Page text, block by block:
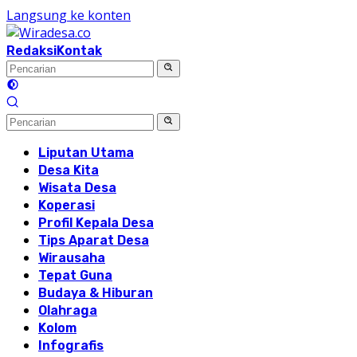
Langsung ke konten
RedaksiKontak
Liputan Utama
Desa Kita
Wisata Desa
Koperasi
Profil Kepala Desa
Tips Aparat Desa
Wirausaha
Tepat Guna
Budaya & Hiburan
Olahraga
Kolom
Infografis